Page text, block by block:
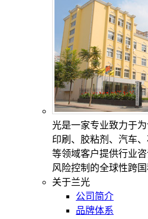
光是一家专业致力于
印刷、胶粘剂、汽车
等领域客户提供行业
风险控制的全球性跨国
关于兰光
公司简介
品牌体系